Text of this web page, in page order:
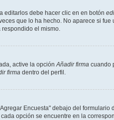
editarlos debe hacer clic en en botón
que lo ha hecho. No aparece si
el mismo.
active la opciónAñadir firma cuando
firma dentro del perfil.
Encuesta" debajo del
opción se encuentre en la